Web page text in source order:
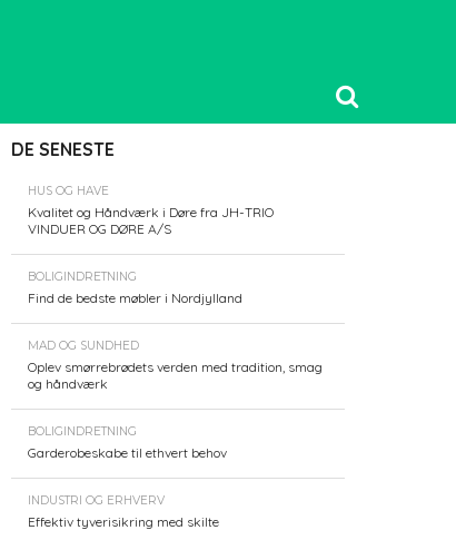
DE SENESTE
HUS OG HAVE
Kvalitet og Håndværk i Døre fra JH-TRIO
VINDUER OG DØRE A/S
BOLIGINDRETNING
Find de bedste møbler i Nordjylland
MAD OG SUNDHED
Oplev smørrebrødets verden med tradition, smag
og håndværk
BOLIGINDRETNING
Garderobeskabe til ethvert behov
INDUSTRI OG ERHVERV
Effektiv tyverisikring med skilte